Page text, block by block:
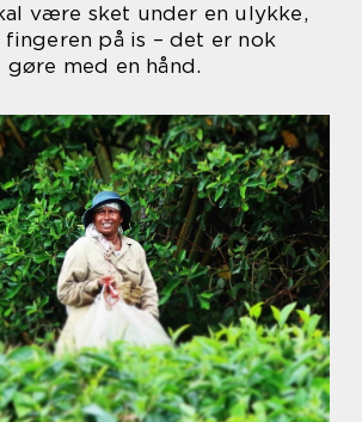
være sket under en ulykke,
fingeren på is – det er nok
med en hånd.